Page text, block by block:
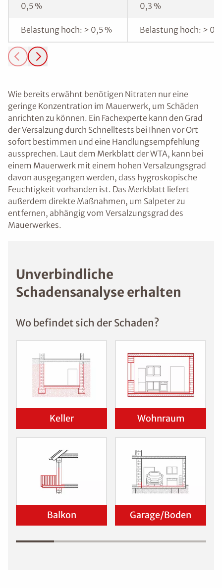
0,5 % 0,3 %
Belastung hoch: > 0,5 % Belastung hoch: >
Wie bereits erwähnt benötigen Nitraten nur eine
geringe Konzentration im Mauerwerk, um Schäden
anrichten zu können. Ein Fachexperte kann den Grad
der Versalzung durch Schnelltests bei Ihnen vor Ort
sofort bestimmen und eine Handlungsempfehlung
aussprechen. Laut dem Merkblatt der WTA, kann bei
einem Mauerwerk mit einem hohen Versalzungsgrad
davon ausgegangen werden, dass hygroskopische
Feuchtigkeit vorhanden ist. Das Merkblatt liefert
außerdem direkte Maßnahmen, um Salpeter zu
entfernen, abhängig vom Versalzungsgrad des
Mauerwerkes.
Unverbindliche
Schadensanalyse erhalten
Wo befindet sich der Schaden?
Keller Wohnraum
Balkon Garage/Boden